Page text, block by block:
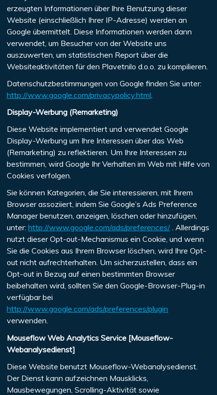
erzeugten Informationen über Ihre Benutzung dieser
Website (einschließlich Ihrer IP-Adresse) werden an
Google übermittelt. Diese Informationen werden dann
verwendet, um Besucher von der Website uns
auszuwerten, um statistischen Report über die
Websiteaktivitäten für den Plavetnilo d.o.o. zu kompilieren.
Datenschutzbestimmungen von Google finden Sie unter:
http://www.google.com/privacypolicy.html
Display-Werbung (Remarketing)
Diese Website implementiert und verwendet Google
Display-Werbung um Ihre Interessen über das Web
(Remarketing) zu reflektieren. Um Ihre Interessen zu
bestimmen, wird Google Ihr Verhalten im Web mit Hilfe von
Cookies verfolgen.
Sie können Kategorien, die Sie interessieren, mit Ihrem
Browser assoziiert, indem Sie Google’s Ads Preference
Manager benutzen, anzeigen, löschen oder hinzufügen,
unter:http://www.google.com/ads/preferences/ . Allerdings
nutzt dieser Opt-out-Mechanismus ein Cookie, und wenn
Sie die Cookies aus Ihrem Browser löschen, wird Ihre Opt-
out nicht aufrechterhalten. Um sicherzustellen, dass ein
Opt-out in Bezug auf einen bestimmten Browser
beibehalten wird, sollten Sie den Google-Browser-Plug-in
verfügbar bei
http://www.google.com/ads/preferences/plugin
verwenden.
Mouseflow Web Analytics Service [Mouseflow-
Webanalysedienst]
Diese Website benutzt Mouseflow-Webanalysedienst.
Der Dienst kann aufzeichnen Mausklicks,
Mausbewegungen, Scrolling-Aktivität sowie